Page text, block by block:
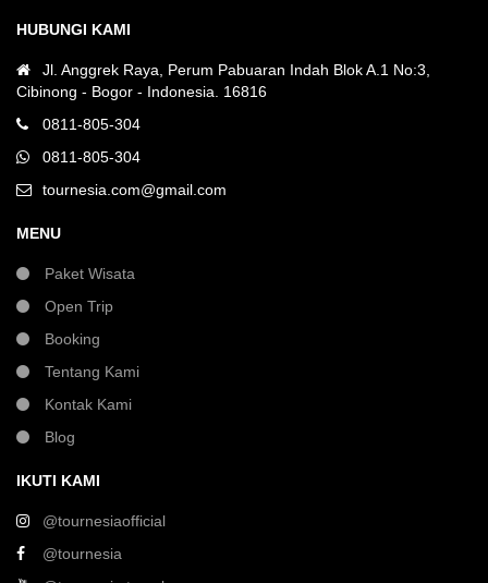
HUBUNGI KAMI
Jl. Anggrek Raya, Perum Pabuaran Indah Blok A.1 No:3,
Cibinong - Bogor - Indonesia. 16816
0811-805-304
0811-805-304
tournesia.com@gmail.com
MENU
Paket Wisata
Open Trip
Booking
Tentang Kami
Kontak Kami
Blog
IKUTI KAMI
@tournesiaofficial
@tournesia